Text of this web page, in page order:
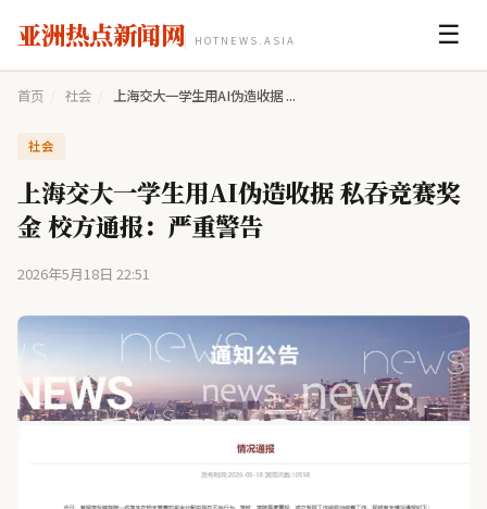
亚洲热点新闻网 HOTNEWS.ASIA ☰
首页 社会 上海交大一学生用AI伪造收据 ...
社会
上海交大一学生用AI伪造收据 私吞竞赛奖
金 校方通报：严重警告
2026年5月18日 22:51